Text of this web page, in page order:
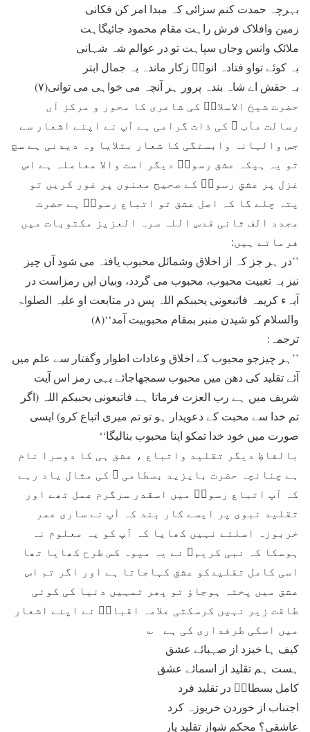
بہرچہ حمدت کنم سزائی کہ مبدا امر کن فکانی
زمین وافلاک فرش راہت مقام محمود جائیگاہت
ملائک وانس وجاں سپاہت تو در عوالم شہ شہانی
بہ کوئے تواو فتادہ انورؔ زکار ماندہ بہ جمال ابتر
بہ حقش اے شاہ بندہ پرور ہر آنچہ می خواہی می توانی(۷)
حضرت شیخ الاسلامؒ کی شاعری کا محور و مرکز آں
رسالت مآب ﷺ کی ذات گرامی ہے آپ نے اپنے اشعار سے
جس والہانہ وابستگی کا شعار بتلایا وہ دیدنی ہے سچ
تو یہ ہیکہ عشق رسولؐ دیگر است والا معاملہ ہے اس
غزل پر عشقِ رسولؐ کے صحیح معنوں پر غور کریں تو
پتہ چلے گا کہ اصل عشق تو اتباع رسولؐ ہے حضرت
مجدد الف ثانی قدس اللہ سرہ العزیز مکتوبات میں
فرماتے ہیں:
’’در ہر جز کہ از اخلاق وشمائل محبوب یافتہ می شود آں چیز
نیز بہ تعبیت محبوب، محبوب می گردد، وبیان ایں رمزاست در
آیہء کریمہ فاتبعونی یحببکم اللہ پس در متابعت او علیہ الصلواۃ
والسلام کو شیدن منبر بمقام محبوبیت آمد‘‘(۸)
ترجمہ:
’’ہر چیزجو محبوب کے اخلاق وعادات اطوار وگفتار سے علم میں
آئے تقلید کی دھن میں محبوب سمجھاجائے یہی رمز اس آیت
شریف میں ہے رب العزت فرماتا ہے فاتبعونی یحببکم اللہ (اگر
تم خدا سے محبت کے دعویدار ہو تو تم میری اتباع کرو) ایسی
صورت میں خود خدا تمکو اپنا محبوب بنالیگا‘‘
بالفاظِ دیگر تقلید واتباع ، عشق ہی کا دوسرا نام
ہے چنانچہ حضرت بایزید بسطامی ؔ کی مثال یاد رہے
کہ آپ اتباع رسولؐ میں اسقدر سرگرم عمل تھے اور
تقلید نبوی پر ایسے کار بند کہ آپ نے ساری عمر
خربوزہ اسلئے نہیں کھایا کہ آپ کو یہ معلوم نہ
ہوسکا کہ نبی کریمﷺ نے یہ میوہ کس طرح کھایا تھا
اسی کامل تقلیدکو عشق کہاجاتا ہے اور اگر تم اس
عشق میں پختہ ہوجاؤ تو پھر تمہیں دنیا کی کوئی
طاقت زیر نہیں کرسکتی علامہ اقبالؔ نے اپنے اشعار
میں اسکی طرفداری کی ہے ؎
کیف ہا خیزد از صہبائے عشق
ہست ہم تقلید از اسمائے عشق
کامل بسطامؒ در تقلید فرد
اجتناب از خوردن خربوزہ کرد
عاشقی؟ محکم شواز تقلید یار